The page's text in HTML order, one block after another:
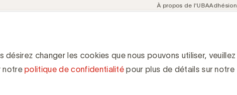
changer les cookies que nous pouvons utiliser, veuillez
notrepolitique de confidentialité pour plus de détails sur notre
Meta
À propos de l'UBAAdhésion
18 septembre 2026